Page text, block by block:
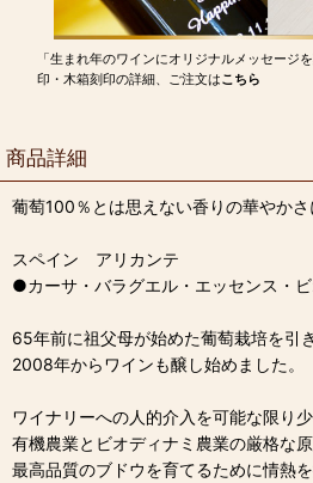
「生まれ年のワインにオリジナルメッセージ
印・木箱刻印の詳細、ご注文はこちら
商品詳細
葡萄100％とは思えない香りの華やかさ
スペイン アリカンテ
●カーサ・バラグエル・エッセンス・ビ
65年前に祖父母が始めた葡萄栽培を引
2008年からワインも醸し始めました。
ワイナリーへの人的介入を可能な限り
有機農業とビオディナミ農業の厳格な
最高品質のブドウを育てるために情熱を